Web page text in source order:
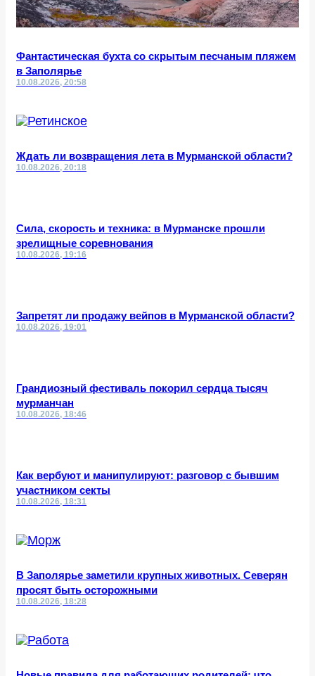
Фантастическая бухта со скрытым песчаным пляжем
в Заполярье
10.08.2026, 20:58
Ждать ли возвращения лета в Мурманской области?
10.08.2026, 20:18
Сила, скорость и техника: в Мурманске прошли
зрелищные соревнования
10.08.2026, 19:16
Запретят ли продажу вейпов в Мурманской области?
10.08.2026, 19:01
Грандиозный фестиваль покорил сердца тысяч
мурманчан
10.08.2026, 18:46
Как вербуют и манипулируют: разговор с бывшим
участником секты
10.08.2026, 18:31
В Заполярье заметили крупных животных. Северян
просят быть осторожными
10.08.2026, 18:28